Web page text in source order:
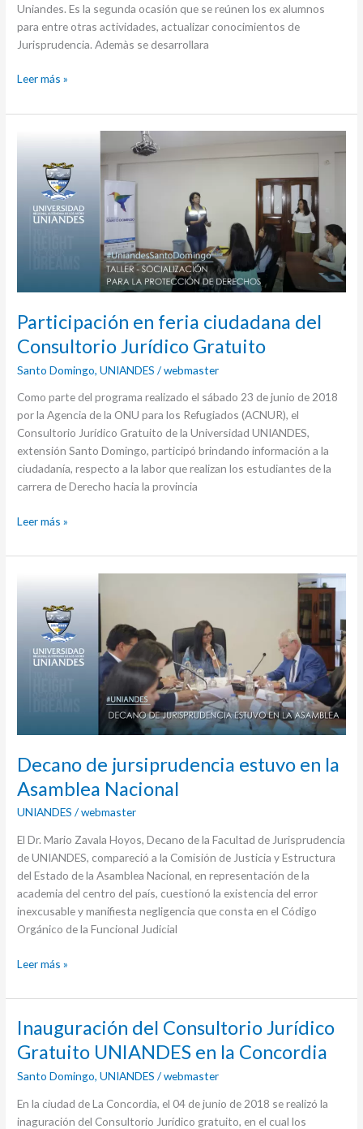
Uniandes. Es la segunda ocasión que se reúnen los ex alumnos
para entre otras actividades, actualizar conocimientos de
Jurisprudencia. Ademàs se desarrollara
Leer más »
Participación en feria ciudadana del
Consultorio Jurídico Gratuito
Santo Domingo,UNIANDES /webmaster
Como parte del programa realizado el sábado 23 de junio de 2018
por la Agencia de la ONU para los Refugiados (ACNUR), el
Consultorio Jurídico Gratuito de la Universidad UNIANDES,
extensión Santo Domingo, participó brindando información a la
ciudadanía, respecto a la labor que realizan los estudiantes de la
carrera de Derecho hacia la provincia
ciudadana
Consultorio
Leer más »
Decano de jursiprudencia estuvo en la
Asamblea Nacional
UNIANDES /webmaster
El Dr. Mario Zavala Hoyos, Decano de la Facultad de Jurisprudencia
de UNIANDES, compareció a la Comisión de Justicia y Estructura
del Estado de la Asamblea Nacional, en representación de la
academia del centro del país, cuestionó la existencia del error
inexcusable y manifiesta negligencia que consta en el Código
Orgánico de la Funcional Judicial
jursiprudencia
estuvo
Leer más »
Inauguración del Consultorio Jurídico
Gratuito UNIANDES en la Concordia
Santo Domingo,UNIANDES /webmaster
En la ciudad de La Concordia, el 04 de junio de 2018 se realizó la
inaguración del Consultorio Jurídico gratuito, en el cual los
Inauguración
Consultorio
Jurídico